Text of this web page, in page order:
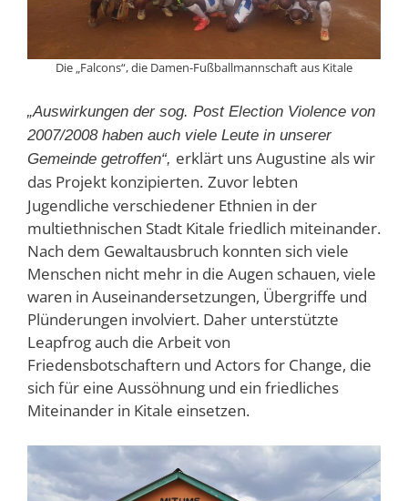
Die „Falcons“, die Damen-Fußballmannschaft aus Kitale
„Auswirkungen der sog. Post Election Violence von
2007/2008 haben auch viele Leute in unserer
Gemeinde getroffen“, erklärt uns Augustine als wir
das Projekt konzipierten. Zuvor lebten
Jugendliche verschiedener Ethnien in der
multiethnischen Stadt Kitale friedlich miteinander.
Nach dem Gewaltausbruch konnten sich viele
Menschen nicht mehr in die Augen schauen, viele
waren in Auseinandersetzungen, Übergriffe und
Plünderungen involviert. Daher unterstützte
Leapfrog auch die Arbeit von
Friedensbotschaftern und Actors for Change, die
sich für eine Aussöhnung und ein friedliches
Miteinander in Kitale einsetzen.